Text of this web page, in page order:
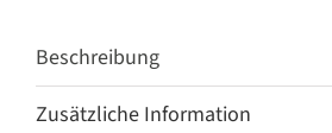
Beschreibung
Zusätzliche Information